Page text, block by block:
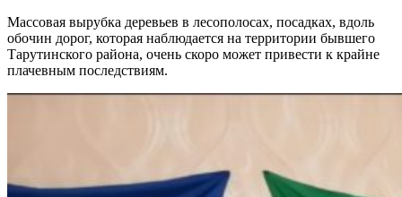
Массовая вырубка деревьев в лесополосах, посадках, вдоль
обочин дорог, которая наблюдается на территории бывшего
Тарутинского района, очень скоро может привести к крайне
плачевным последствиям.